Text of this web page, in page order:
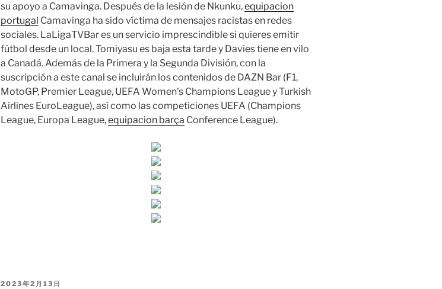
su apoyo a Camavinga. Después de la lesión de Nkunku,equipacion
portugal Camavinga ha sido víctima de mensajes racistas en redes
sociales. LaLigaTVBar es un servicio imprescindible si quieres emitir
fútbol desde un local. Tomiyasu es baja esta tarde y Davies tiene en vilo
a Canadá. Además de la Primera y la Segunda División, con la
suscripción a este canal se incluirán los contenidos de DAZN Bar (F1,
MotoGP, Premier League, UEFA Women’s Champions League y Turkish
Airlines EuroLeague), así como las competiciones UEFA (Champions
League, Europa League,equipacion barça Conference League).
PUBLICADO
2023年2月13日